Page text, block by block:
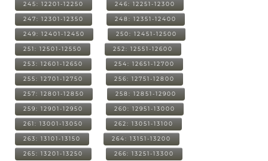
245: 12201-12250 246: 12251-12300
247: 12301-12350 248: 12351-12400
249: 12401-12450 250: 12451-12500
251: 12501-12550 252: 12551-12600
253: 12601-12650 254: 12651-12700
255: 12701-12750 256: 12751-12800
257: 12801-12850 258: 12851-12900
259: 12901-12950 260: 12951-13000
261: 13001-13050 262: 13051-13100
263: 13101-13150 264: 13151-13200
265: 13201-13250 266: 13251-13300